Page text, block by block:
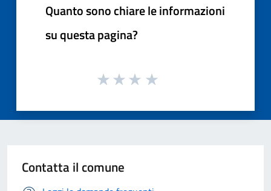
Quanto sono chiare le informazioni
su questa pagina?
Contatta il comune